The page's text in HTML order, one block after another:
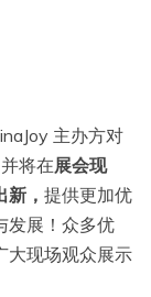
主办方对
将在展会现
， 提供更加优
发展！众多优
大现场观众展示